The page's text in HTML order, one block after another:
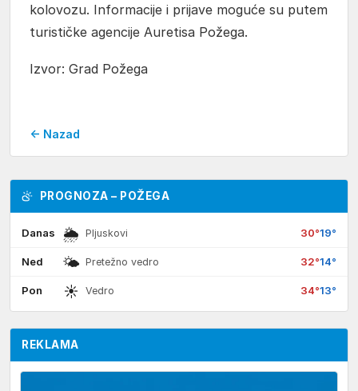
kolovozu. Informacije i prijave moguće su putem
turističke agencije Auretisa Požega.
Izvor: Grad Požega
← Nazad
PROGNOZA – POŽEGA
Danas 🌦 Pljuskovi 30°19°
Ned 🌤 Pretežno vedro 32°14°
Pon ☀ Vedro 34°13°
REKLAMA